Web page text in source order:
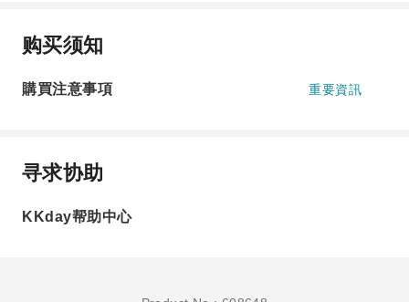
购买须知
購買注意事項 重要資訊
寻求协助
KKday帮助中心